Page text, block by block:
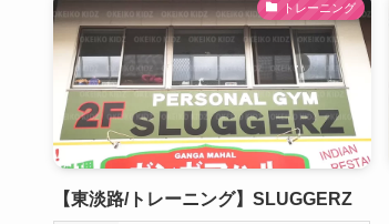
トレーニング
【東淡路/トレーニング】SLUGGERZ